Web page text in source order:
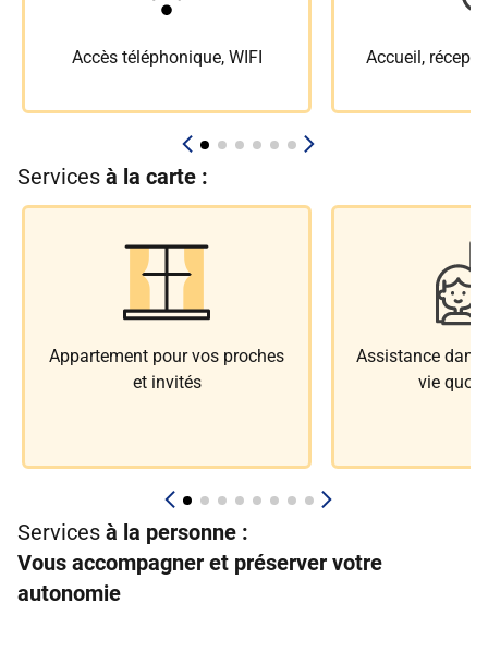
Accès téléphonique, WIFI Accueil,
Services à la carte :
Appartement pour vos proches
et invités
Assistance dans
vie
Services à la personne :
Vous accompagner et préserver votre
autonomie